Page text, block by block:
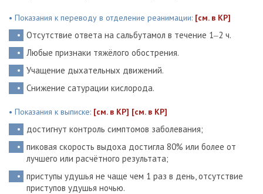
• Показания к переводу в отделение реанимации: [см. в КР]
Отсутствие ответа на сальбутамол в течение 1‒2 ч.
Любые признаки тяжёлого обострения.
Учащение дыхательных движений.
Снижение сатурации кислорода.
• Показания к выписке: [см. в КР] [см. в КР]
достигнут контроль симптомов заболевания;
пиковая скорость выдоха достигла 80% или более от
лучшего или расчётного результата;
приступы удушья не чаще чем 1 раз в день, отсутствие
приступов удушья ночью.